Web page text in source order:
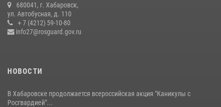
гражданам государственные услуги в сфере оборота оружия,
частной детективной и охранной деятельности
17 июля 2026, 03:45
680041, г. Хабаровск,
ул. Автобусная, д. 110
+ 7 (4212) 59-10-80
info27@rosguard.gov.ru
НОВОСТИ
В Хабаровске продолжается всероссийская акция "Каникулы с
Росгвардией"...